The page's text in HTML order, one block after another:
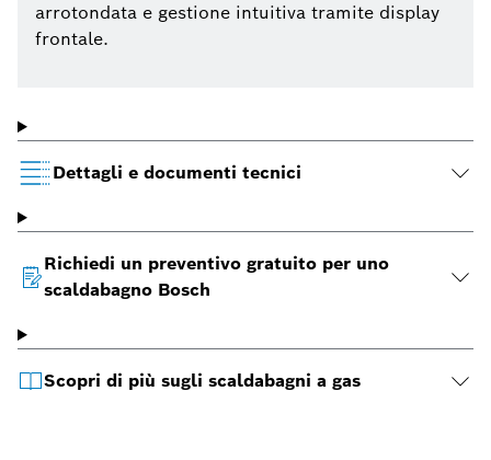
arrotondata e gestione intuitiva tramite display
frontale.
Dettagli e documenti tecnici
Richiedi un preventivo gratuito per uno
scaldabagno Bosch
Scopri di più sugli scaldabagni a gas